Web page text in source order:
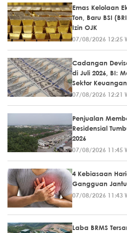
Emas Kelolaan
Ton, Baru BSI
Izin OJK
07/08/2026 12:25
Cadangan
di Juli 2026, BI:
Sektor Keuangan
07/08/2026 12:21
Penjualan
Residensial
2026
07/08/2026 11:45
4 Kebiasaan
Gangguan
07/08/2026 11:43
Laba BRMS